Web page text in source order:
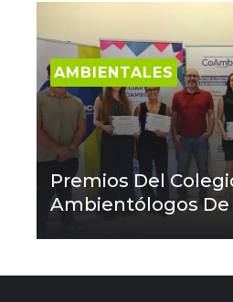
AMBIENTALES
Premios Del
Ambientólogos De